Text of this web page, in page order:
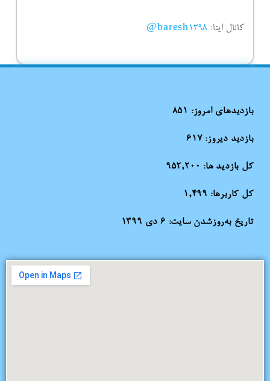
کانال ایتا: baresh1398@
بازدیدهای امروز: 851
بازدید دیروز:617
کل بازدید ها: 952,200
کل کاربرها: 1,499
تاریخ به‌روزشدن سایت: ۶ دی ۱۳۹۹